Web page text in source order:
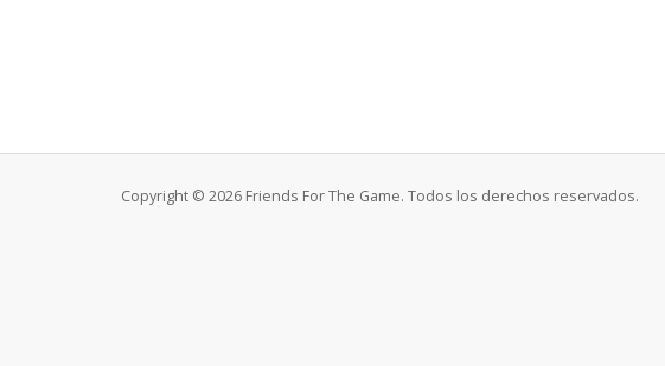
Copyright © 2026 Friends For The Game. Todos los derechos reservados.